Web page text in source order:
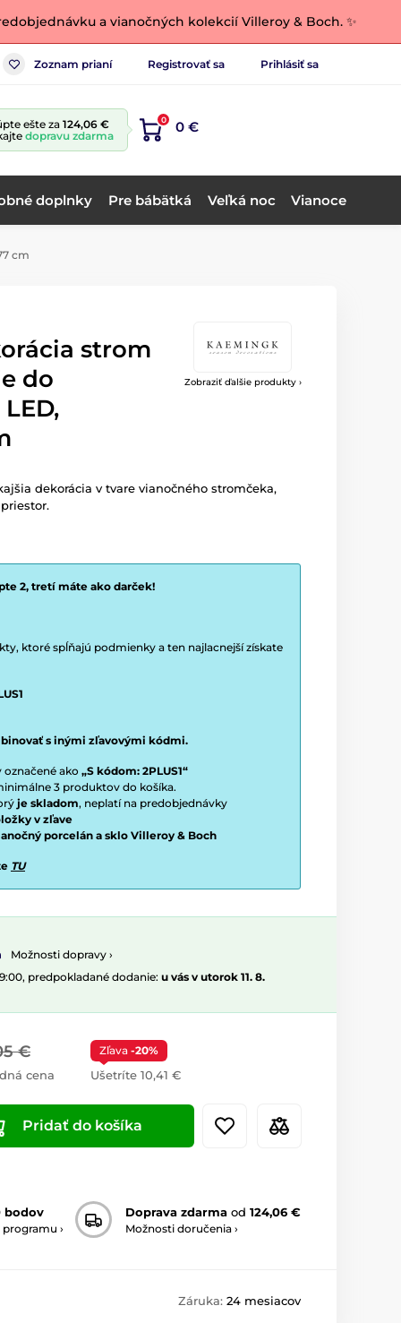
a vianočných kolekcií Villeroy & Boch. ✨
Zoznam prianí Registrovať sa Prihlásiť sa
ešte za 124,06 €
dopravu zdarma
0 0 €
doplnky Pre bábätká Veľká noc Vianoce
cm
Zobraziť ďalšie produkty ›
strom
do
dekorácia v tvare vianočného stromčeka,
2, tretí máte ako darček!
ktoré spĺňajú podmienky a ten najlacnejší získate
s inými zľavovými kódmi.
ako „S kódom: 2PLUS1“
3 produktov do košíka.
je skladom, neplatí na predobjednávky
v zľave
porcelán a sklo Villeroy & Boch
TU
Možnosti dopravy ›
predpokladané dodanie: u vás v utorok 11. 8.
€
cena
Zľava -20%
Ušetríte 10,41 €
Pridať do košíka
bodov
›
Doprava zdarma od 124,06 €
Možnosti doručenia ›
Záruka: 24 mesiacov